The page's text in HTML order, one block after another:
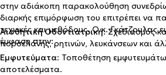
στην αδιάκοπη παρακολούθηση
διαρκής επιμόρφωση του επιτρέπει να
τεχνικές και μεθόδους. Ο κ. Γκάτζουλας
έμφαση στην:
Αισθητική Οδοντιατρική: Σχεδιασμός
πορσελάνης, ρητινών, λευκάνσεων και
Εμφυτεύματα: Τοποθέτηση
αποτελέσματα.